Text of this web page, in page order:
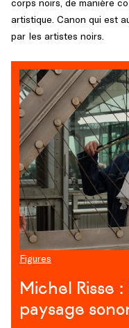
artistique. Canon qui est
par les artistes noirs.
Figures
Michel Risse
paysage